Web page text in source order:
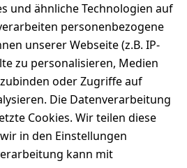
und ähnliche Technologien auf
personenbezogene
unserer Webseite (z.B. IP-
zu personalisieren, Medien
oder Zugriffe auf
Die Datenverarbeitung
Cookies. Wir teilen diese
in den Einstellungen
kann mit